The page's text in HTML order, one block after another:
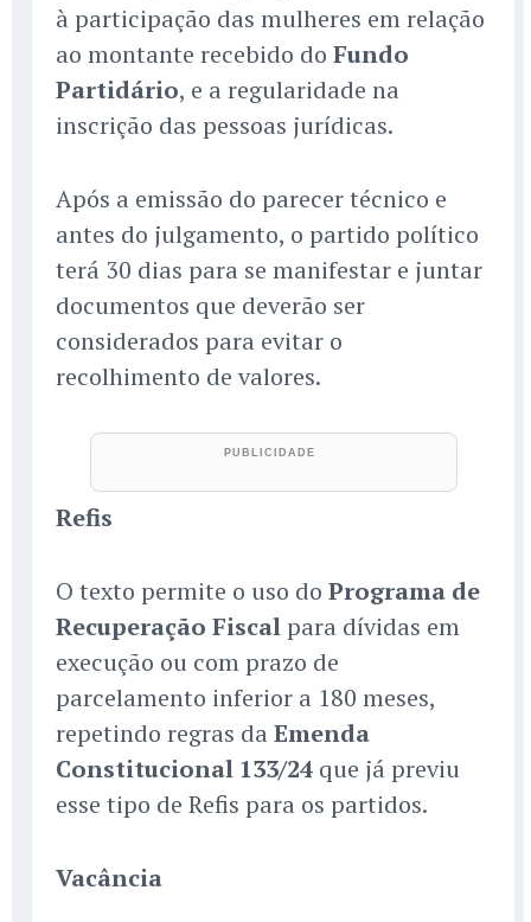
à participação das mulheres em relação
ao montante recebido do Fundo
Partidário, e a regularidade na
inscrição das pessoas jurídicas.
Após a emissão do parecer técnico e
antes do julgamento, o partido político
terá 30 dias para se manifestar e juntar
documentos que deverão ser
considerados para evitar o
recolhimento de valores.
Refis
O texto permite o uso do Programa de
Recuperação Fiscal para dívidas em
execução ou com prazo de
parcelamento inferior a 180 meses,
repetindo regras da Emenda
Constitucional 133/24 que já previu
esse tipo de Refis para os partidos.
Vacância